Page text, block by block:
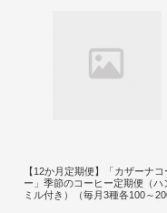
【12か月定期便】「カザーナコ
ー」季節のコーヒー定期便（ハ
ミル付き）（毎月3種各100～